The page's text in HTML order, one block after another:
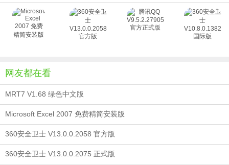
穿透传输结果；
11. 聊天窗口合并优化，同时和多人聊天更方便；
12. 应用平台全新升级，访问更便捷，应用消息更直观。
2.如果您是卖家？可以建立自己的店铺群，通过群公告
及时推广最新宝贝信息等。
3.无论是买家还是卖家，还可以互相交流生活、工作的
经验。
平时，如果您有“图片和超大容量文件”想要传输，一定会
担心：是否传不了，或要传很久。阿里旺旺，可以传输超大
文件，速度超快而且很安全！阿里旺旺卖家版2016官方下载
网友都在看
MRT7 V1.68 绿色中文版
Microsoft Excel 2007 免费精简安装版
360安全卫士 V13.0.0.2058 官方版
360安全卫士 V13.0.0.2075 正式版